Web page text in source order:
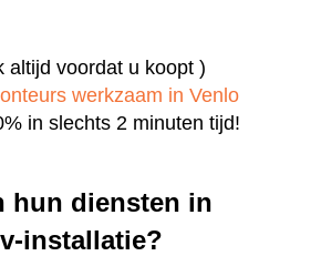
altijd voordat u koopt )
werkzaam in Venlo
in slechts 2 minuten tijd!
hun diensten in
installatie?